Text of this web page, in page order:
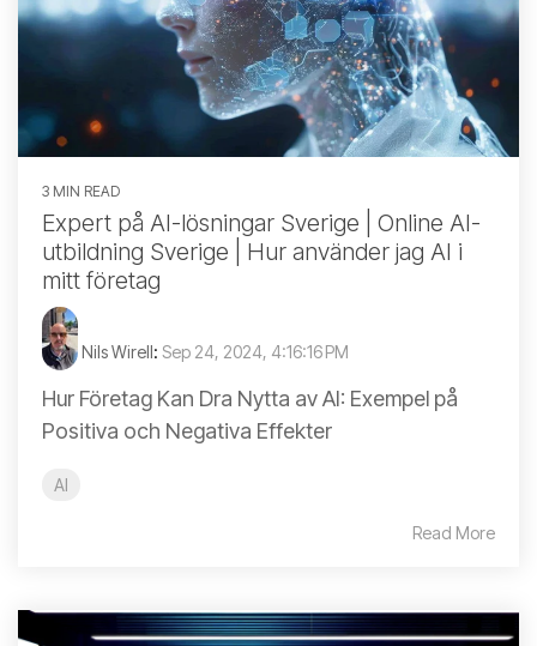
3 MIN READ
Expert på AI-lösningar Sverige | Online AI-
utbildning Sverige | Hur använder jag AI i
mitt företag
Nils Wirell: Sep 24, 2024, 4:16:16 PM
Hur Företag Kan Dra Nytta av AI: Exempel på
Positiva och Negativa Effekter
AI
Read More